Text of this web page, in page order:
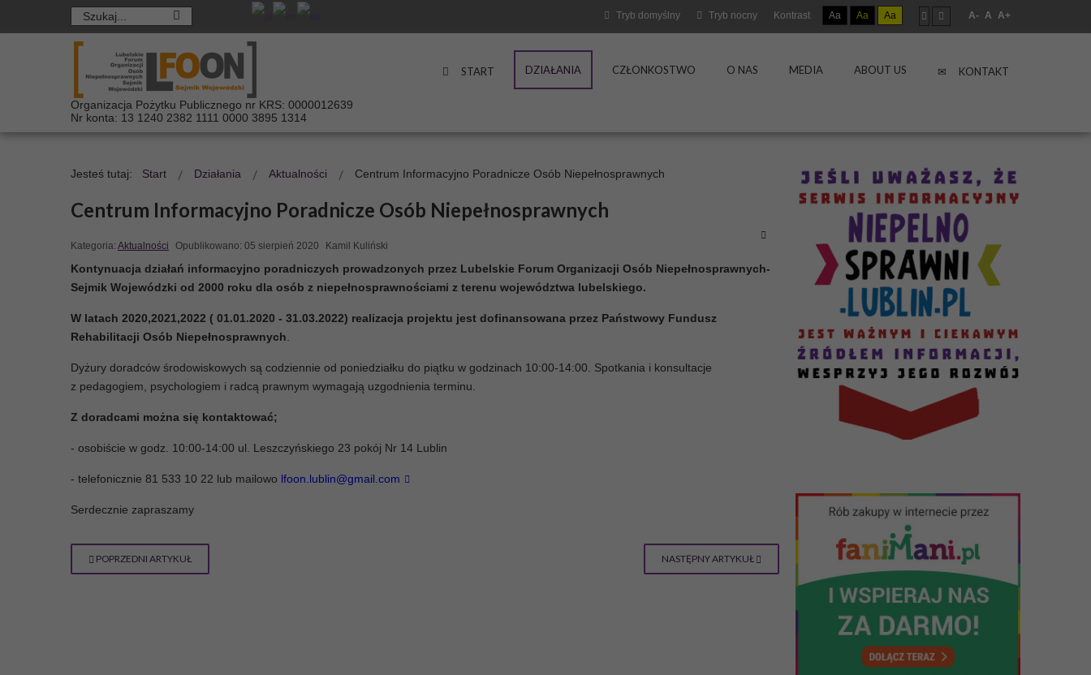
Tryb domyślny Tryb nocny Kontrast Aa Aa Aa A- A A+
Organizacja Pożytku Publicznego nr KRS: 0000012639
Nr konta: 13 1240 2382 1111 0000 3895 1314
START DZIAŁANIA CZŁONKOSTWO O NAS MEDIA ABOUT US KONTAKT
Jesteś tutaj: Start Działania Aktualności Centrum Informacyjno Poradnicze Osób Niepełnosprawnych
Centrum Informacyjno Poradnicze Osób Niepełnosprawnych
Kategoria: Aktualności Opublikowano: 05 sierpień 2020 Kamil Kuliński
Kontynuacja działań informacyjno poradniczych prowadzonych przez Lubelskie Forum Organizacji Osób Niepełnosprawnych-
Sejmik Wojewódzki od 2000 roku dla osób z niepełnosprawnościami z terenu województwa lubelskiego.
W latach 2020,2021,2022 ( 01.01.2020 - 31.03.2022) realizacja projektu jest dofinansowana przez Państwowy Fundusz
Rehabilitacji Osób Niepełnosprawnych.
Dyżury doradców środowiskowych są codziennie od poniedziałku do piątku w godzinach 10:00-14:00. Spotkania i konsultacje
z pedagogiem, psychologiem i radcą prawnym wymagają uzgodnienia terminu.
Z doradcami można się kontaktować;
- osobiście w godz. 10:00-14:00 ul. Leszczyńskiego 23 pokój Nr 14 Lublin
- telefonicznie 81 533 10 22 lub mailowo lfoon.lublin@gmail.com
Serdecznie zapraszamy
POPRZEDNI ARTYKUŁ NASTĘPNY ARTYKUŁ